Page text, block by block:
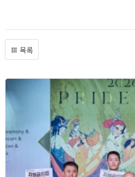
목록